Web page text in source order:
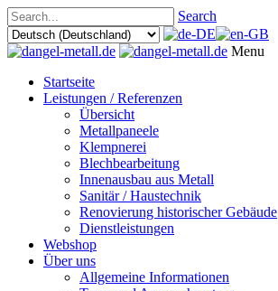
Search
Menu
Startseite
Leistungen / Referenzen
Übersicht
Metallpaneele
Klempnerei
Blechbearbeitung
Innenausbau aus Metall
Sanitär / Haustechnik
Renovierung historischer Gebäude
Dienstleistungen
Webshop
Über uns
Allgemeine Informationen